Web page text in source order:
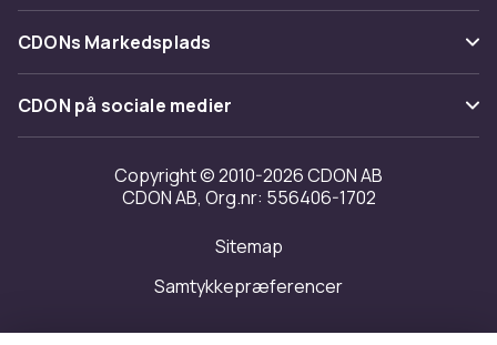
Tilbagekaldelser
Maerke
Om os
Kundeanmeldelser
Arbejd på CDON
Investor relations
Tilgængelighed
CDONs Markedsplads
Merchant Help Center
CDON på sociale medier
Copyright © 2010-2026 CDON AB
CDON AB, Org.nr: 556406-1702
Sitemap
Samtykkepræferencer